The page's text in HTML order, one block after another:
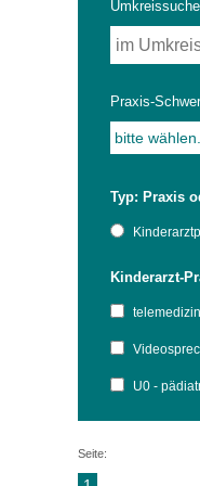
Praxis-
Typ: Praxis
Kinderarzt-
U0 -
Seite: